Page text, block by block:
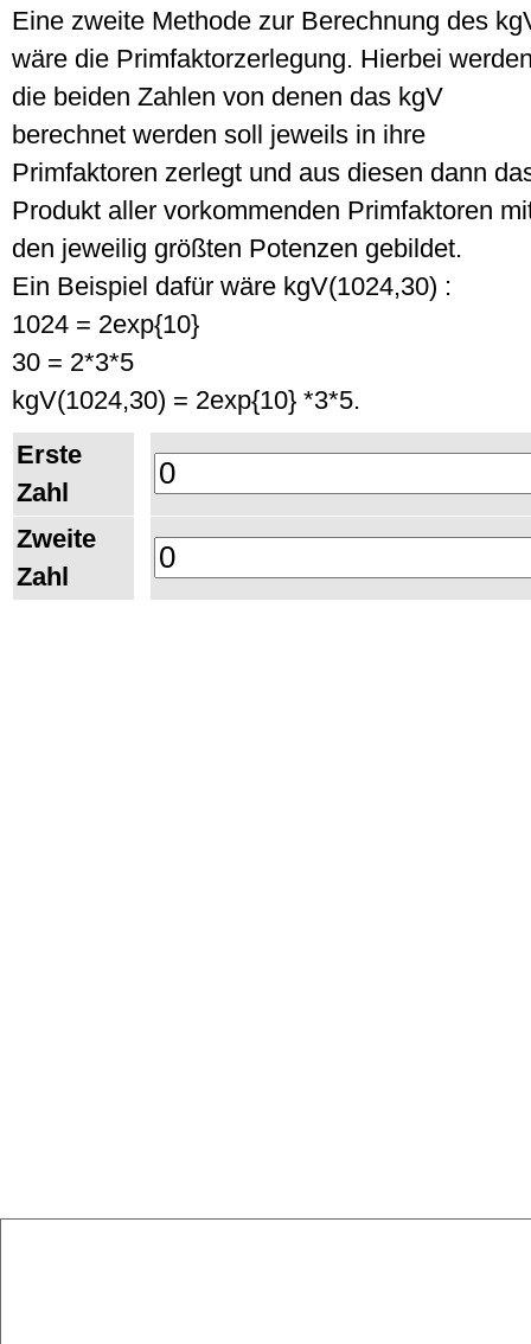
Eine zweite Methode zur Berechnung des
wäre die Primfaktorzerlegung. Hierbei
die beiden Zahlen von denen das kgV
berechnet werden soll jeweils in ihre
Primfaktoren zerlegt und aus diesen dann
Produkt aller vorkommenden Primfaktoren
den jeweilig größten Potenzen gebildet.
Ein Beispiel dafür wäre kgV(1024,30) :
1024 = 2exp{10}
30 = 2*3*5
kgV(1024,30) = 2exp{10} *3*5.
Erste
Zahl
Zweite
Zahl